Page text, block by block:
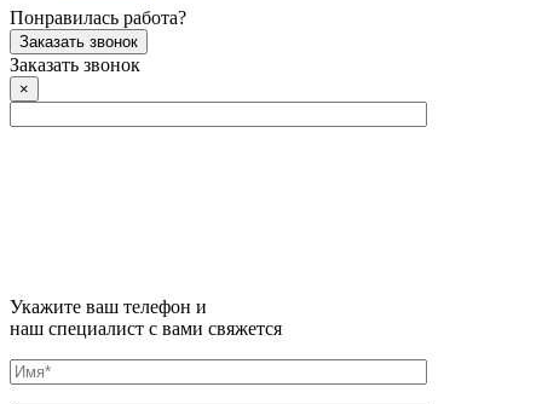
Понравилась работа?
Заказать звонок
Заказать звонок
×
Укажите ваш телефон и
наш специалист с вами свяжется